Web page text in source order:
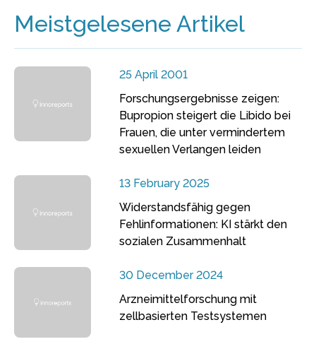
Meistgelesene Artikel
25 April 2001
Forschungsergebnisse zeigen:
Bupropion steigert die Libido bei
Frauen, die unter vermindertem
sexuellen Verlangen leiden
13 February 2025
Widerstandsfähig gegen
Fehlinformationen: KI stärkt den
sozialen Zusammenhalt
30 December 2024
Arzneimittelforschung mit
zellbasierten Testsystemen